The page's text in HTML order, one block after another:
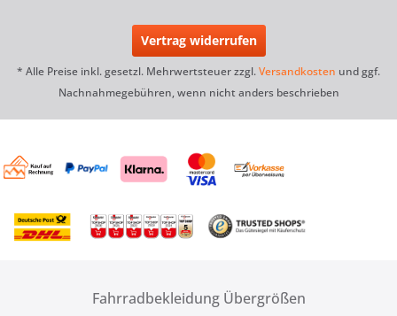
Vertrag widerrufen
* Alle Preise inkl. gesetzl. Mehrwertsteuer zzgl.Versandkosten und ggf.
Nachnahmegebühren, wenn nicht anders beschrieben
Fahrradbekleidung Übergrößen